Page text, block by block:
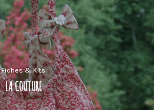
Fiches & Kits
LA COUTURE